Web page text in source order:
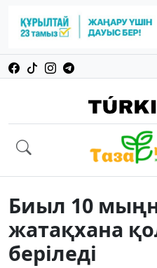
Биыл 10
жатақхана
беріледі